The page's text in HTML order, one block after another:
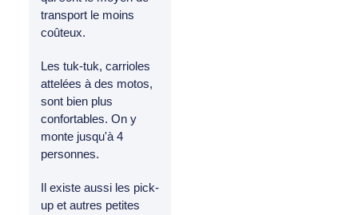
transport le moins
coûteux.
Les tuk-tuk, carrioles
attelées à des motos,
sont bien plus
confortables. On y
monte jusqu'à 4
personnes.
Il existe aussi les pick-
up et autres petites